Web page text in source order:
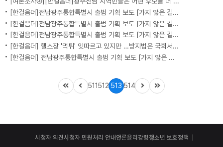
[한걸음더]전남광주통합특별시 출범 기획 보도 [가지 않은 길] 5편 프랑스 헌법에 새긴 '지방 분권'..전남광주 통합 성공 조건은?
[한걸음더]전남광주통합특별시 출범 기획 보도 [가지 않은 길] 4편 프랑스 지역 통합 10년 성적표
[한걸음더]전남광주통합특별시 출범 기획 보도 [가지 않은 길] 3편 프랑스 통합 10년 지났지만..."우린 여전히 알자스인"
[한걸음더] 헬스장 '먹튀' 잇따르고 있지만 …방지법은 국회서 낮잠
[한걸음더] 전남광주통합특별시 출범 기획 보도 [가지 않은 길] 2편 지방이 주도한 투자..'유럽 상위 5개 지역' 도약 비결은?
511512 513 514
시청자 의견시청자 민원처리 안내언론윤리강령 청소년 보호정책